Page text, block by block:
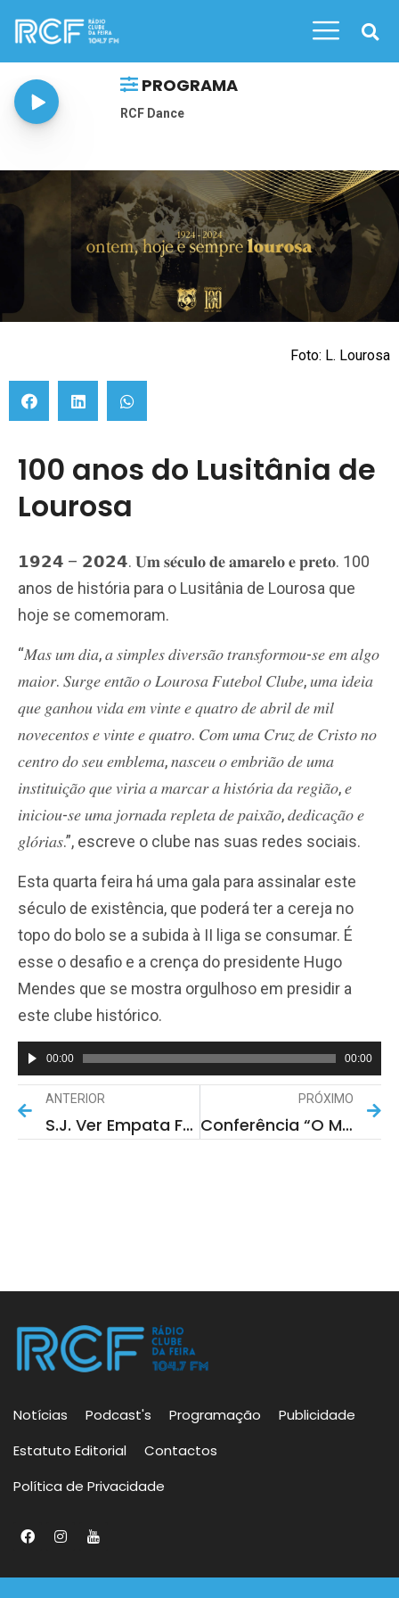
PROGRAMA
RCF Dance
Foto: L. Lourosa
100 anos do Lusitânia de
Lourosa
𝟭𝟵𝟮𝟰 – 𝟮𝟬𝟮𝟰. 𝐔𝐦 𝐬𝐞́𝐜𝐮𝐥𝐨 𝐝𝐞 𝐚𝐦𝐚𝐫𝐞𝐥𝐨 𝐞 𝐩𝐫𝐞𝐭𝐨. 100
anos de história para o Lusitânia de Lourosa que
hoje se comemoram.
“𝑀𝑎𝑠 𝑢𝑚 𝑑𝑖𝑎, 𝑎 𝑠𝑖𝑚𝑝𝑙𝑒𝑠 𝑑𝑖𝑣𝑒𝑟𝑠𝑎̃𝑜 𝑡𝑟𝑎𝑛𝑠𝑓𝑜𝑟𝑚𝑜𝑢-𝑠𝑒 𝑒𝑚 𝑎𝑙𝑔𝑜
𝑚𝑎𝑖𝑜𝑟. 𝑆𝑢𝑟𝑔𝑒 𝑒𝑛𝑡𝑎̃𝑜 𝑜 𝐿𝑜𝑢𝑟𝑜𝑠𝑎 𝐹𝑢𝑡𝑒𝑏𝑜𝑙 𝐶𝑙𝑢𝑏𝑒, 𝑢𝑚𝑎 𝑖𝑑𝑒𝑖𝑎
𝑞𝑢𝑒 𝑔𝑎𝑛ℎ𝑜𝑢 𝑣𝑖𝑑𝑎 𝑒𝑚 𝑣𝑖𝑛𝑡𝑒 𝑒 𝑞𝑢𝑎𝑡𝑟𝑜 𝑑𝑒 𝑎𝑏𝑟𝑖𝑙 𝑑𝑒 𝑚𝑖𝑙
𝑛𝑜𝑣𝑒𝑐𝑒𝑛𝑡𝑜𝑠 𝑒 𝑣𝑖𝑛𝑡𝑒 𝑒 𝑞𝑢𝑎𝑡𝑟𝑜. 𝐶𝑜𝑚 𝑢𝑚𝑎 𝐶𝑟𝑢𝑧 𝑑𝑒 𝐶𝑟𝑖𝑠𝑡𝑜 𝑛𝑜
𝑐𝑒𝑛𝑡𝑟𝑜 𝑑𝑜 𝑠𝑒𝑢 𝑒𝑚𝑏𝑙𝑒𝑚𝑎, 𝑛𝑎𝑠𝑐𝑒𝑢 𝑜 𝑒𝑚𝑏𝑟𝑖𝑎̃𝑜 𝑑𝑒 𝑢𝑚𝑎
𝑖𝑛𝑠𝑡𝑖𝑡𝑢𝑖𝑐̧𝑎̃𝑜 𝑞𝑢𝑒 𝑣𝑖𝑟𝑖𝑎 𝑎 𝑚𝑎𝑟𝑐𝑎𝑟 𝑎 ℎ𝑖𝑠𝑡𝑜́𝑟𝑖𝑎 𝑑𝑎 𝑟𝑒𝑔𝑖𝑎̃𝑜, 𝑒
𝑖𝑛𝑖𝑐𝑖𝑜𝑢-𝑠𝑒 𝑢𝑚𝑎 𝑗𝑜𝑟𝑛𝑎𝑑𝑎 𝑟𝑒𝑝𝑙𝑒𝑡𝑎 𝑑𝑒 𝑝𝑎𝑖𝑥𝑎̃𝑜, 𝑑𝑒𝑑𝑖𝑐𝑎𝑐̧𝑎̃𝑜 𝑒
𝑔𝑙𝑜́𝑟𝑖𝑎𝑠.”, escreve o clube nas suas redes sociais.
Esta quarta feira há uma gala para assinalar este
século de existência, que poderá ter a cereja no
topo do bolo se a subida à II liga se consumar. É
esse o desafio e a crença do presidente Hugo
Mendes que se mostra orgulhoso em presidir a
este clube histórico.
Reprodutor
de
áudio
00:00 00:00
ANTERIOR
S.J. Ver Empata Fora De Portas No Arranque Da Fase De Subida
PRÓXIMO
Conferência “O Mártir De Rio Meão”
Notícias Podcast's Programação
Publicidade
Estatuto Editorial
Contactos
Política de Privacidade